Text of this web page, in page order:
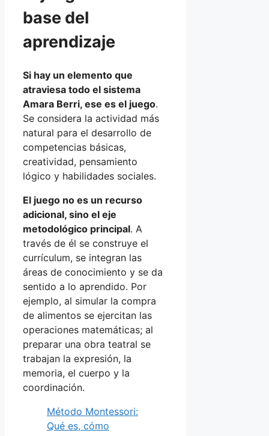
base del
aprendizaje
Si hay un elemento que
atraviesa todo el sistema
Amara Berri, ese es el juego.
Se considera la actividad más
natural para el desarrollo de
competencias básicas,
creatividad, pensamiento
lógico y habilidades sociales.
El juego no es un recurso
adicional, sino el eje
metodológico principal. A
través de él se construye el
currículum, se integran las
áreas de conocimiento y se da
sentido a lo aprendido. Por
ejemplo, al simular la compra
de alimentos se ejercitan las
operaciones matemáticas; al
preparar una obra teatral se
trabajan la expresión, la
memoria, el cuerpo y la
coordinación.
Método Montessori:
Qué es, cómo